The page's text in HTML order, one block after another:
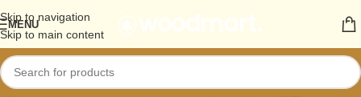
Skip to navigation
Skip to main content
MENU